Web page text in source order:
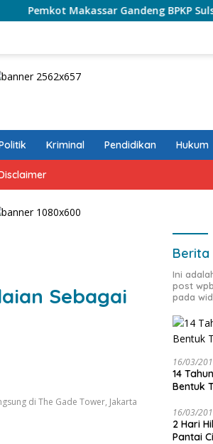
Gandeng BPKP Sulsel Bahas
Kriminal Pendidikan Hukum
Sebagai
di The Gade Tower, Jakarta
Berita
Ini
post
pada
16/03/
14
Bentuk
16/03/
2 Hari
Pantai